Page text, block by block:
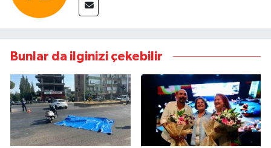
Bunlar da ilginizi çekebilir